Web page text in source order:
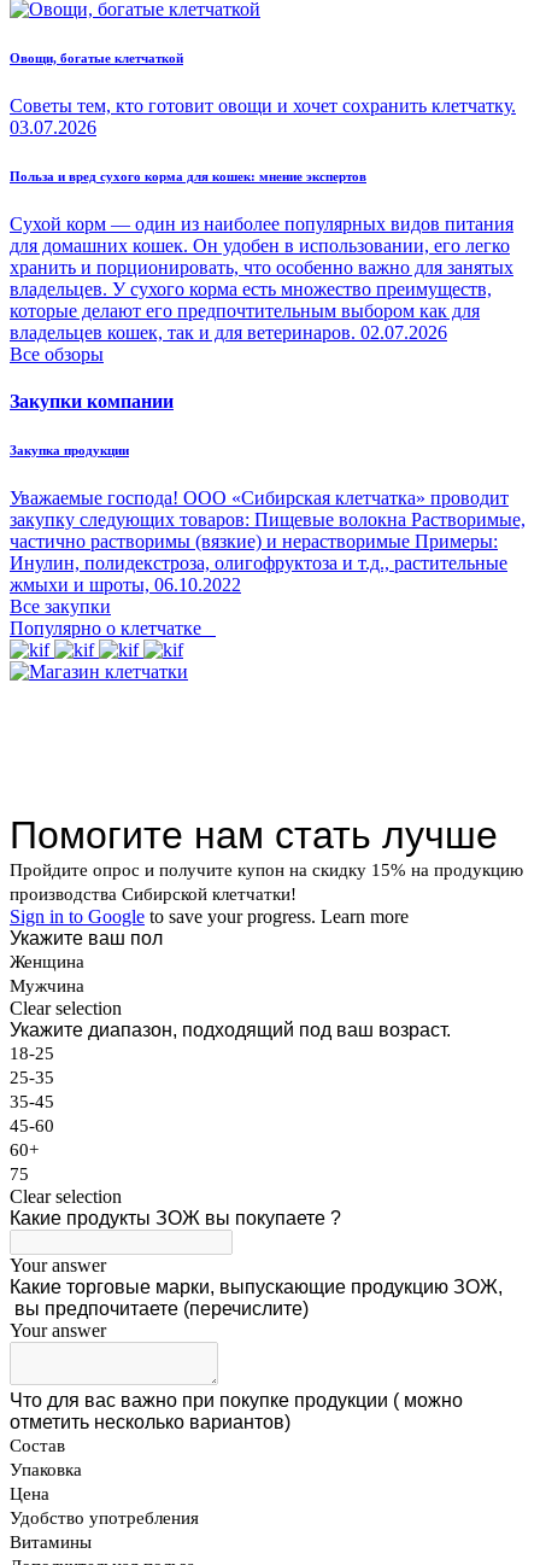
Овощи, богатые клетчаткой
Советы тем, кто готовит овощи и хочет сохранить клетчатку.
03.07.2026
Польза и вред сухого корма для кошек: мнение экспертов
Сухой корм — один из наиболее популярных видов питания
для домашних кошек. Он удобен в использовании, его легко
хранить и порционировать, что особенно важно для занятых
владельцев. У сухого корма есть множество преимуществ,
которые делают его предпочтительным выбором как для
владельцев кошек, так и для ветеринаров. 02.07.2026
Все обзоры
Закупки компании
Закупка продукции
Уважаемые господа! ООО «Сибирская клетчатка» проводит
закупку следующих товаров: Пищевые волокна Растворимые,
частично растворимы (вязкие) и нерастворимые Примеры:
Инулин, полидекстроза, олигофруктоза и т.д., растительные
жмыхи и шроты, 06.10.2022
Все закупки
Популярно о клетчатке